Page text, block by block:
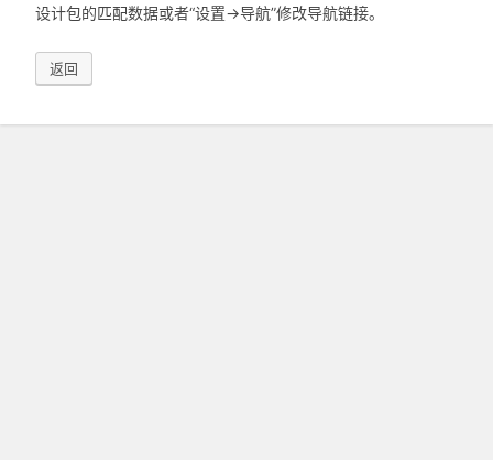
设计包的匹配数据或者“设置->导航”修改导航链接。
返回